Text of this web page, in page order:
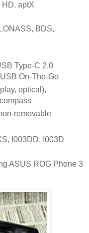
HD, aptX
BDS,
Type-C 2.0
On-The-Go
optical),
removable
I003DD, I003D
ASUS ROG Phone 3